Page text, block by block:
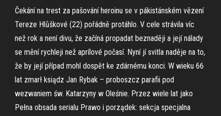
Čekání na trest za pašování heroinu se v pákistánském vězení
Tereze Hlůškové (22) pořádně protáhlo. V cele strávila víc
než rok a není divu, že začíná propadat beznaději a její nálady
se mění rychleji než aprílové počasí. Nyní jí svitla naděje na to,
že by její případ mohl dospět ke zdárnému konci. W wieku 66
lat zmarł ksiądz Jan Rybak – proboszcz parafii pod
wezwaniem św. Katarzyny w Oleśnie. Przez wiele lat jako
Pełna obsada serialu Prawo i porządek: sekcja specjalna